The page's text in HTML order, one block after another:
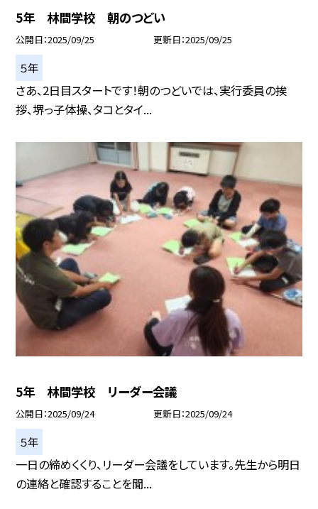
5年 林間学校 朝のつどい
公開日 2025/09/25 更新日 2025/09/25
５年
さあ、2日目スタートです！朝のつどいでは、実行委員の挨
拶、堺っ子体操、タコとタイ...
5年 林間学校 リーダー会議
公開日 2025/09/24 更新日 2025/09/24
５年
一日の締めくくり、リーダー会議をしています。先生から明日
の連絡と確認することを聞...